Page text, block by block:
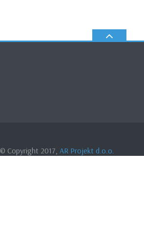
© Copyright 2017, AR Projekt d.o.o.